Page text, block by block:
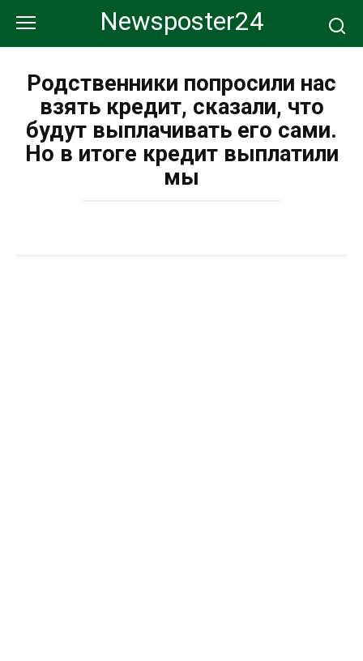
контенту
Newsposter24
Родственники попросили нас
взять кредит, сказали, что
будут выплачивать его сами.
Но в итоге кредит выплатили
мы